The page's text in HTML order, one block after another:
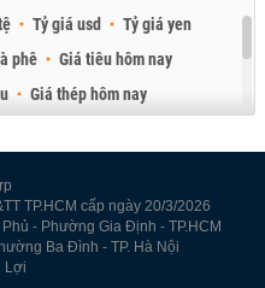
Tỷ giá usd
Tỷ giá yen
phê
Giá tiêu hôm nay
Giá thép hôm nay
TP.HCM cấp ngày 20/3/2026
- Phường Gia Định - TP.HCM
Ba Đình - TP. Hà Nội
Lợi